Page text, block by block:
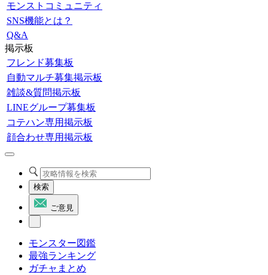
モンストコミュニティ
SNS機能とは？
Q&A
掲示板
フレンド募集板
自動マルチ募集掲示板
雑談&質問掲示板
LINEグループ募集板
コテハン専用掲示板
顔合わせ専用掲示板
検索
ご意見
モンスター図鑑
最強ランキング
ガチャまとめ